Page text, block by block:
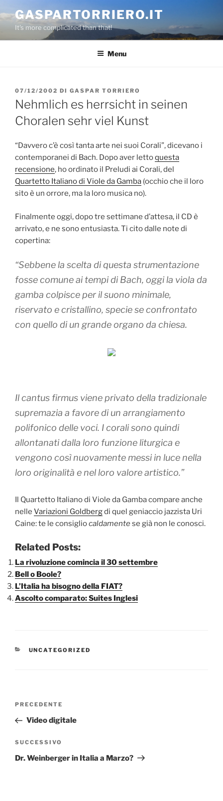
al
contenuto
GASPARTORRIERO.IT
It's more complicated than that!
Menu
PUBBLICATO
IL
07/12/2002 DI GASPAR TORRIERO
Nehmlich es herrsicht in seinen
Choralen sehr viel Kunst
“Davvero c’è così tanta arte nei suoi Corali”, dicevano i
contemporanei di Bach. Dopo aver lettoquesta
recensione, ho ordinato il Preludi ai Corali, del
Quartetto Italiano di Viole da Gamba (occhio che il loro
sito è un orrore, ma la loro musica no).
Finalmente oggi, dopo tre settimane d’attesa, il CD è
arrivato, e ne sono entusiasta. Ti cito dalle note di
copertina:
“Sebbene la scelta di questa strumentazione
fosse comune ai tempi di Bach, oggi la viola da
gamba colpisce per il suono minimale,
riservato e cristallino, specie se confrontato
con quello di un grande organo da chiesa.
Ilcantus firmus viene privato della tradizionale
supremazia a favore di un arrangiamento
polifonico delle voci. I corali sono quindi
allontanati dalla loro funzione liturgica e
vengono così nuovamente messi in luce nella
loro originalità e nel loro valore artistico.”
Il Quartetto Italiano di Viole da Gamba compare anche
nelle Variazioni Goldbergdi quel geniaccio jazzista Uri
Caine: te le consigliocaldamentese già non le conosci.
Related Posts:
La rivoluzione comincia il 30 settembre
Bell o Boole?
L’Italia ha bisogno della FIAT?
Ascolto comparato: Suites Inglesi
CATEGORIE
UNCATEGORIZED
Navigazione
Articolo
precedente:
PRECEDENTE
Video digitale
Articolo
successivo
SUCCESSIVO
Dr. Weinberger in Italia a Marzo?